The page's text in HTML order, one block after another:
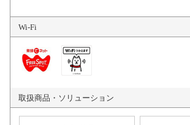
Wi-Fi
取扱商品・ ソリューション